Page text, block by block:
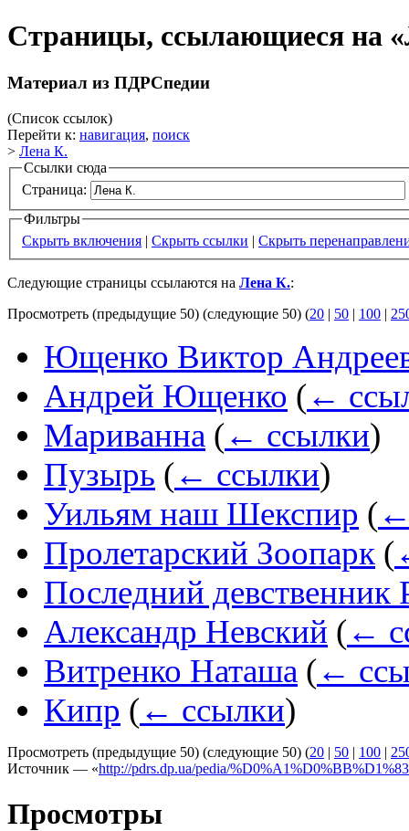
Страницы, ссылающиеся на
Материал из ПДРСпедии
(Список ссылок)
Перейти к: навигация, поиск
> Лена К.
Ссылки сюда
Страница:
Фильтры
Скрыть включения | Скрыть ссылки | Скрыть
Следующие страницы ссылаются на Лена К.:
Просмотреть (предыдущие 50) (следующие 50) (20 | 50 | 100 |
Ющенко Виктор
Андрей Ющенко (←
Мариванна (← ссылки)
Пузырь (← ссылки)
Уильям наш Шекспир (
Пролетарский Зоопарк (
Последний девственник
Александр Невский (←
Витренко Наташа (←
Кипр (← ссылки)
Просмотреть (предыдущие 50) (следующие 50) (20 | 50 | 100 |
Источник — «http://pdrs.dp.ua/pedia/
Просмотры